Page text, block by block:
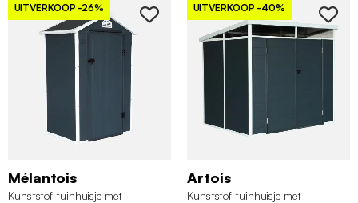
UITVERKOOP -26%
Mélantois
Kunststof tuinhuisje met
UITVERKOOP -40%
Artois
Kunststof tuinhuisje met